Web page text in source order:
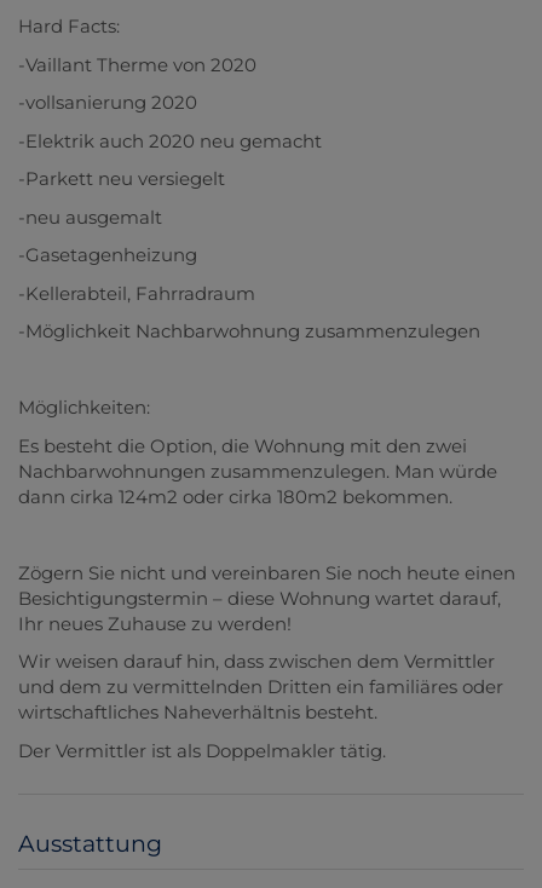
Hard Facts:
-Vaillant Therme von 2020
-vollsanierung 2020
-Elektrik auch 2020 neu gemacht
-Parkett neu versiegelt
-neu ausgemalt
-Gasetagenheizung
-Kellerabteil, Fahrradraum
-Möglichkeit Nachbarwohnung zusammenzulegen
Möglichkeiten:
Es besteht die Option, die Wohnung mit den zwei
Nachbarwohnungen zusammenzulegen. Man würde
dann cirka 124m2 oder cirka 180m2 bekommen.
Zögern Sie nicht und vereinbaren Sie noch heute einen
Besichtigungstermin – diese Wohnung wartet darauf,
Ihr neues Zuhause zu werden!
Wir weisen darauf hin, dass zwischen dem Vermittler
und dem zu vermittelnden Dritten ein familiäres oder
wirtschaftliches Naheverhältnis besteht.
Der Vermittler ist als Doppelmakler tätig.
Ausstattung